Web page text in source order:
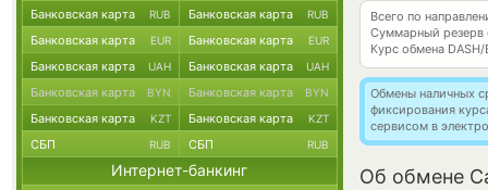
Всего по
Суммарный резерв
Курс обмена DASH/
Обмены наличных
фиксирования
сервисом в
Об обмене
Банковская карта RUB Банковская карта RUB
Банковская карта EUR Банковская карта EUR
Банковская карта UAH Банковская карта UAH
Банковская карта BYN Банковская карта BYN
Банковская карта KZT Банковская карта KZT
СБП RUB СБП RUB
Интернет-банкинг